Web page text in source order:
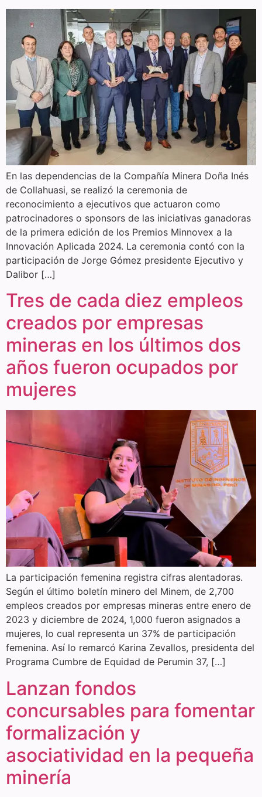
En las dependencias de la Compañía Minera Doña Inés
de Collahuasi, se realizó la ceremonia de
reconocimiento a ejecutivos que actuaron como
patrocinadores o sponsors de las iniciativas ganadoras
de la primera edición de los Premios Minnovex a la
Innovación Aplicada 2024. La ceremonia contó con la
participación de Jorge Gómez presidente Ejecutivo y
Dalibor […]
Tres de cada diez empleos
creados por empresas
mineras en los últimos dos
años fueron ocupados por
mujeres
La participación femenina registra cifras alentadoras.
Según el último boletín minero del Minem, de 2,700
empleos creados por empresas mineras entre enero de
2023 y diciembre de 2024, 1,000 fueron asignados a
mujeres, lo cual representa un 37% de participación
femenina. Así lo remarcó Karina Zevallos, presidenta del
Programa Cumbre de Equidad de Perumin 37, […]
Lanzan fondos
concursables para fomentar
formalización y
asociatividad en la pequeña
minería